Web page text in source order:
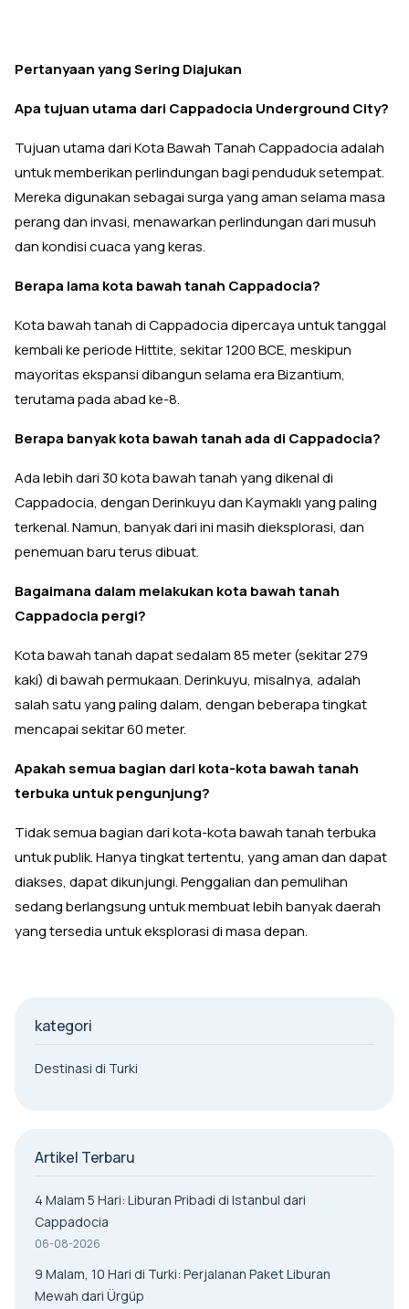
Pertanyaan yang Sering Diajukan
Apa tujuan utama dari Cappadocia Underground City?
Tujuan utama dari Kota Bawah Tanah Cappadocia adalah
untuk memberikan perlindungan bagi penduduk setempat.
Mereka digunakan sebagai surga yang aman selama masa
perang dan invasi, menawarkan perlindungan dari musuh
dan kondisi cuaca yang keras.
Berapa lama kota bawah tanah Cappadocia?
Kota bawah tanah di Cappadocia dipercaya untuk tanggal
kembali ke periode Hittite, sekitar 1200 BCE, meskipun
mayoritas ekspansi dibangun selama era Bizantium,
terutama pada abad ke-8.
Berapa banyak kota bawah tanah ada di Cappadocia?
Ada lebih dari 30 kota bawah tanah yang dikenal di
Cappadocia, dengan Derinkuyu dan Kaymaklı yang paling
terkenal. Namun, banyak dari ini masih dieksplorasi, dan
penemuan baru terus dibuat.
Bagaimana dalam melakukan kota bawah tanah
Cappadocia pergi?
Kota bawah tanah dapat sedalam 85 meter (sekitar 279
kaki) di bawah permukaan. Derinkuyu, misalnya, adalah
salah satu yang paling dalam, dengan beberapa tingkat
mencapai sekitar 60 meter.
Apakah semua bagian dari kota-kota bawah tanah
terbuka untuk pengunjung?
Tidak semua bagian dari kota-kota bawah tanah terbuka
untuk publik. Hanya tingkat tertentu, yang aman dan dapat
diakses, dapat dikunjungi. Penggalian dan pemulihan
sedang berlangsung untuk membuat lebih banyak daerah
yang tersedia untuk eksplorasi di masa depan.
kategori
Destinasi di Turki
Artikel Terbaru
4 Malam 5 Hari: Liburan Pribadi di Istanbul dari
Cappadocia
06-08-2026
9 Malam, 10 Hari di Turki: Perjalanan Paket Liburan
Mewah dari Ürgüp